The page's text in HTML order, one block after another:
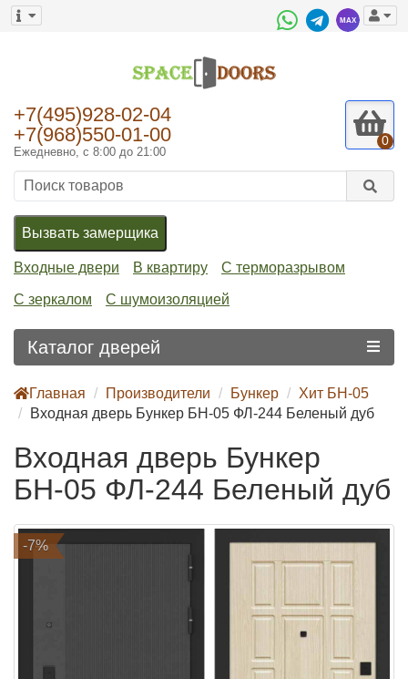
+7(495)928-02-04
+7(968)550-01-00
Ежедневно, с 8:00 до 21:00
0
Вызвать замерщика
Входные двери В квартиру С терморазрывом
С зеркалом С шумоизоляцией
Каталог дверей
Главная Производители Бункер
Хит БН-05
Входная дверь Бункер БН-05 ФЛ-244 Беленый дуб
Входная дверь Бункер
БН-05 ФЛ-244 Беленый дуб
-7%